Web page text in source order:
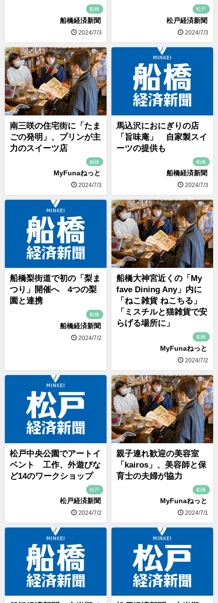
船橋
船橋経済新聞
2024/7/3
松戸
松戸経済新聞
2024/7/3
南三咲の住宅街に「たま
ごの発明」、プリンが主
力のスイーツ店
船橋
MyFunaねっと
2024/7/3
馬込沢におにぎりの店
「旨味庵」 自家製スイ
ーツの提供も
船橋
船橋経済新聞
2024/7/3
船橋梨街道で初の「梨ま
つり」開催へ 4つの梨
園と連携
船橋
船橋経済新聞
2024/7/2
船橋大神宮近くの「My
fave Dining Any」内に
「ねこ雑貨 ねこちる」
「ミスチルと猫雑貨で安
らげる場所に」
船橋
MyFunaねっと
2024/7/2
松戸中央公園でアートイ
ベント 工作、外遊びな
ど14のワークショップ
松戸
松戸経済新聞
2024/7/2
親子連れ歓迎の美容室
「kairos」、美容師と保
育士の夫婦が協力
船橋
MyFunaねっと
2024/7/1